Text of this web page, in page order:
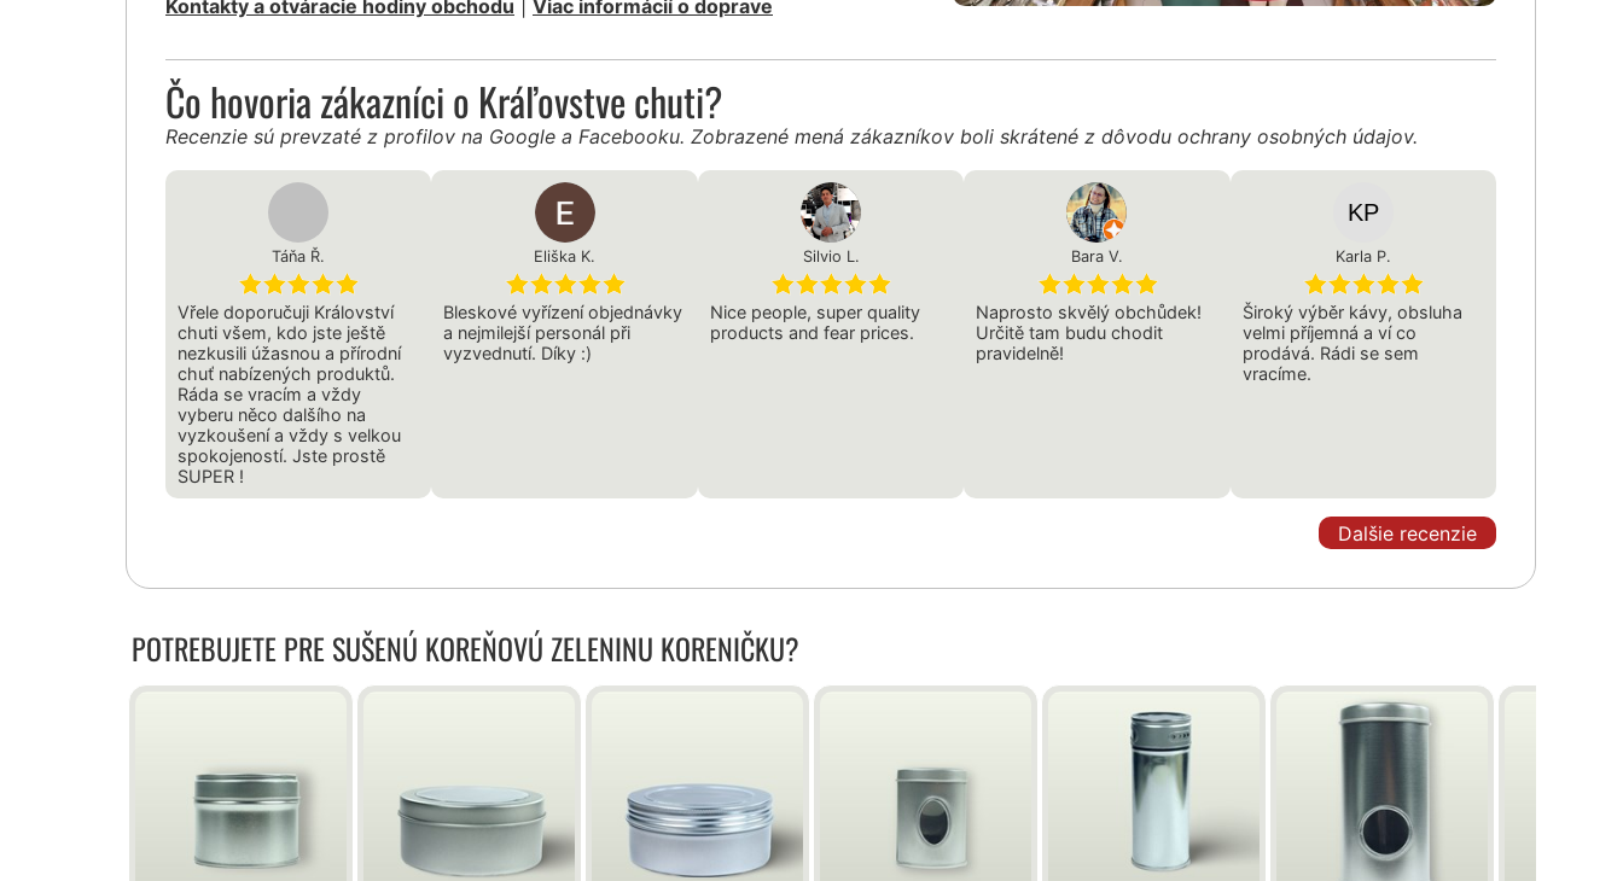
Kontakty a otváracie hodiny obchodu
Viac informácií o doprave
Čo hovoria zákazníci o Kráľovstve chuti?
Recenzie sú prevzaté z profilov na Google a Facebooku. Zobrazené mená zákazníkov boli skrátené z dôvodu ochrany osobných údajov.
Táňa Ř.
Vřele doporučuji Království
chuti všem, kdo jste ještě
nezkusili úžasnou a přírodní
chuť nabízených produktů.
Ráda se vracím a vždy
vyberu něco dalšího na
vyzkoušení a vždy s velkou
spokojeností. Jste prostě
SUPER !
Eliška K.
Bleskové vyřízení objednávky
a nejmilejší personál při
vyzvednutí. Díky :)
Silvio L.
Nice people, super quality
products and fear prices.
Bara V.
Naprosto skvělý obchůdek!
Určitě tam budu chodit
pravidelně!
Karla P.
Široký výběr kávy, obsluha
velmi příjemná a ví co
prodává. Rádi se sem
vracíme.
Dalšie recenzie
POTREBUJETE PRE SUŠENÚ KOREŇOVÚ ZELENINU KORENIČKU?